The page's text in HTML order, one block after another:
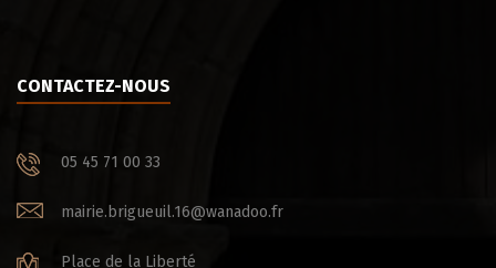
CONTACTEZ-NOUS
05 45 71 00 33
mairie.brigueuil.16@wanadoo.fr
Place de la Liberté